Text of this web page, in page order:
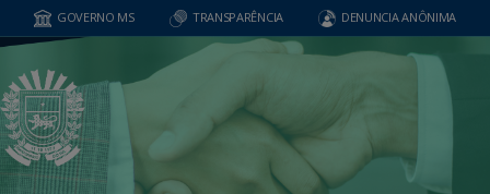
GOVERNO MS TRANSPARÊNCIA DENUNCIA ANÔNIMA